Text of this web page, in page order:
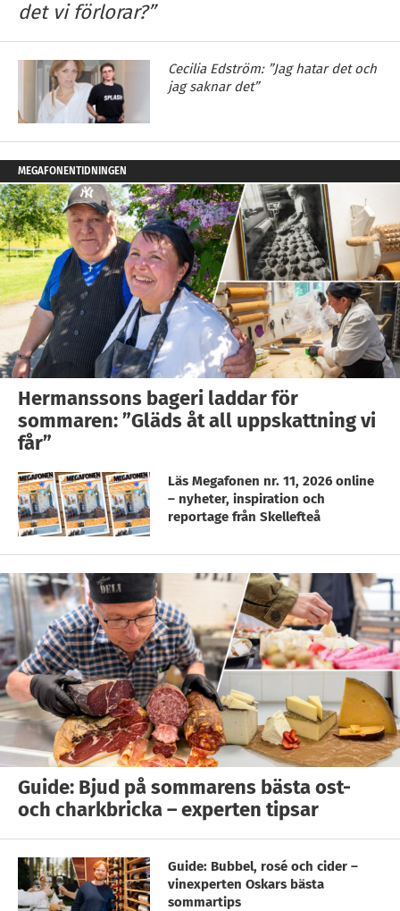
det vi förlorar?”
Cecilia Edström: ”Jag hatar det och
jag saknar det”
MEGAFONENTIDNINGEN
Hermanssons bageri laddar för
sommaren: ”Gläds åt all uppskattning vi
får”
Läs Megafonen nr. 11, 2026 online
– nyheter, inspiration och
reportage från Skellefteå
Guide: Bjud på sommarens bästa ost-
och charkbricka – experten tipsar
Guide: Bubbel, rosé och cider –
vinexperten Oskars bästa
sommartips